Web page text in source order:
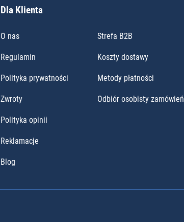
Dla Klienta
O nas
Regulamin
Polityka prywatności
Zwroty
Polityka opinii
Reklamacje
Blog
Strefa B2B
Koszty dostawy
Metody płatności
Odbiór osobisty zamówień